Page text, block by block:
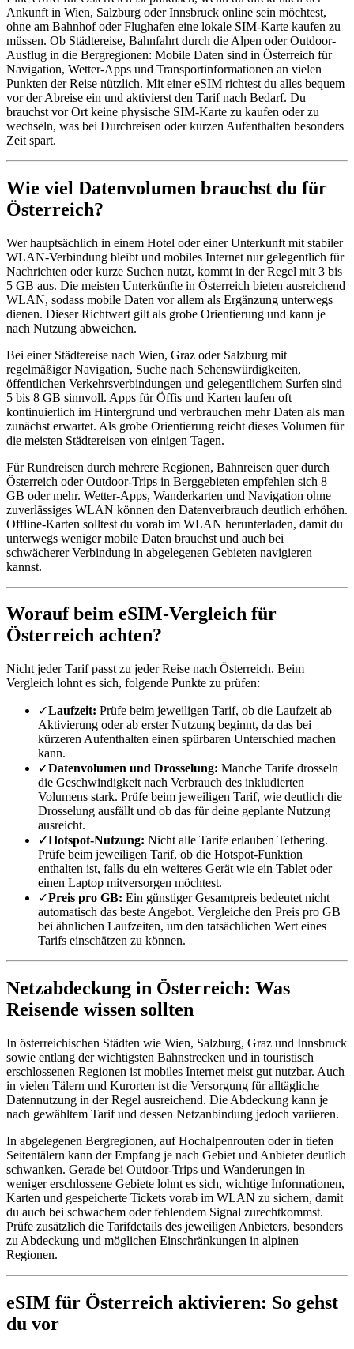
Ankunft in Wien, Salzburg oder Innsbruck online sein möchtest,
ohne am Bahnhof oder Flughafen eine lokale SIM-Karte kaufen zu
müssen. Ob Städtereise, Bahnfahrt durch die Alpen oder Outdoor-
Ausflug in die Bergregionen: Mobile Daten sind in Österreich für
Navigation, Wetter-Apps und Transportinformationen an vielen
Punkten der Reise nützlich. Mit einer eSIM richtest du alles bequem
vor der Abreise ein und aktivierst den Tarif nach Bedarf. Du
brauchst vor Ort keine physische SIM-Karte zu kaufen oder zu
wechseln, was bei Durchreisen oder kurzen Aufenthalten besonders
Zeit spart.
Wie viel Datenvolumen brauchst du für
Österreich?
Wer hauptsächlich in einem Hotel oder einer Unterkunft mit stabiler
WLAN-Verbindung bleibt und mobiles Internet nur gelegentlich für
Nachrichten oder kurze Suchen nutzt, kommt in der Regel mit 3 bis
5 GB aus. Die meisten Unterkünfte in Österreich bieten ausreichend
WLAN, sodass mobile Daten vor allem als Ergänzung unterwegs
dienen. Dieser Richtwert gilt als grobe Orientierung und kann je
nach Nutzung abweichen.
Bei einer Städtereise nach Wien, Graz oder Salzburg mit
regelmäßiger Navigation, Suche nach Sehenswürdigkeiten,
öffentlichen Verkehrsverbindungen und gelegentlichem Surfen sind
5 bis 8 GB sinnvoll. Apps für Öffis und Karten laufen oft
kontinuierlich im Hintergrund und verbrauchen mehr Daten als man
zunächst erwartet. Als grobe Orientierung reicht dieses Volumen für
die meisten Städtereisen von einigen Tagen.
Für Rundreisen durch mehrere Regionen, Bahnreisen quer durch
Österreich oder Outdoor-Trips in Berggebieten empfehlen sich 8
GB oder mehr. Wetter-Apps, Wanderkarten und Navigation ohne
zuverlässiges WLAN können den Datenverbrauch deutlich erhöhen.
Offline-Karten solltest du vorab im WLAN herunterladen, damit du
unterwegs weniger mobile Daten brauchst und auch bei
schwächerer Verbindung in abgelegenen Gebieten navigieren
kannst.
Worauf beim eSIM-Vergleich für
Österreich achten?
Nicht jeder Tarif passt zu jeder Reise nach Österreich. Beim
Vergleich lohnt es sich, folgende Punkte zu prüfen:
✓Laufzeit: Prüfe beim jeweiligen Tarif, ob die Laufzeit ab
Aktivierung oder ab erster Nutzung beginnt, da das bei
kürzeren Aufenthalten einen spürbaren Unterschied machen
kann.
✓Datenvolumen und Drosselung: Manche Tarife drosseln
die Geschwindigkeit nach Verbrauch des inkludierten
Volumens stark. Prüfe beim jeweiligen Tarif, wie deutlich die
Drosselung ausfällt und ob das für deine geplante Nutzung
ausreicht.
✓Hotspot-Nutzung: Nicht alle Tarife erlauben Tethering.
Prüfe beim jeweiligen Tarif, ob die Hotspot-Funktion
enthalten ist, falls du ein weiteres Gerät wie ein Tablet oder
einen Laptop mitversorgen möchtest.
✓Preis pro GB: Ein günstiger Gesamtpreis bedeutet nicht
automatisch das beste Angebot. Vergleiche den Preis pro GB
bei ähnlichen Laufzeiten, um den tatsächlichen Wert eines
Tarifs einschätzen zu können.
Netzabdeckung in Österreich: Was
Reisende wissen sollten
In österreichischen Städten wie Wien, Salzburg, Graz und Innsbruck
sowie entlang der wichtigsten Bahnstrecken und in touristisch
erschlossenen Regionen ist mobiles Internet meist gut nutzbar. Auch
in vielen Tälern und Kurorten ist die Versorgung für alltägliche
Datennutzung in der Regel ausreichend. Die Abdeckung kann je
nach gewähltem Tarif und dessen Netzanbindung jedoch variieren.
In abgelegenen Bergregionen, auf Hochalpenrouten oder in tiefen
Seitentälern kann der Empfang je nach Gebiet und Anbieter deutlich
schwanken. Gerade bei Outdoor-Trips und Wanderungen in
weniger erschlossene Gebiete lohnt es sich, wichtige Informationen,
Karten und gespeicherte Tickets vorab im WLAN zu sichern, damit
du auch bei schwachem oder fehlendem Signal zurechtkommst.
Prüfe zusätzlich die Tarifdetails des jeweiligen Anbieters, besonders
zu Abdeckung und möglichen Einschränkungen in alpinen
Regionen.
eSIM für Österreich aktivieren: So gehst
du vor